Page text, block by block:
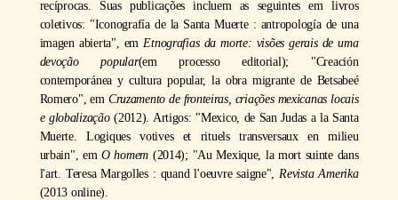
recíprocas. Suas publicações incluem as seguintes em livros
coletivos: "Iconografía de la Santa Muerte : antropología de una
imagen abierta", em Etnografias da morte: visões gerais de uma
devoção popular(em processo editorial); "Creación
contemporánea y cultura popular, la obra migrante de Betsabeé
Romero", em Cruzamento de fronteiras, criações mexicanas locais
e globalização(2012). Artigos: "Mexico, de San Judas a la Santa
Muerte. Logiques votives et rituels transversaux en milieu
urbain", emO homem (2014); "Au Mexique, la mort suinte dans
l'art. Teresa Margolles : quand l'oeuvre saigne", Revista Amerika
(2013 online).